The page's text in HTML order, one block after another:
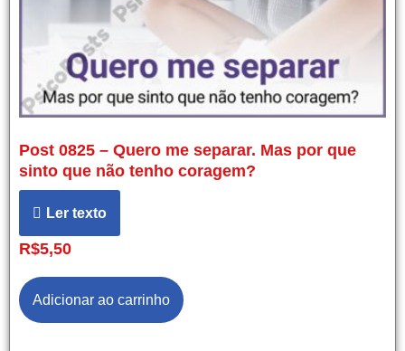
Post 0825 – Quero me separar. Mas por que
sinto que não tenho coragem?
Ler texto
R$5,50
Adicionar ao carrinho